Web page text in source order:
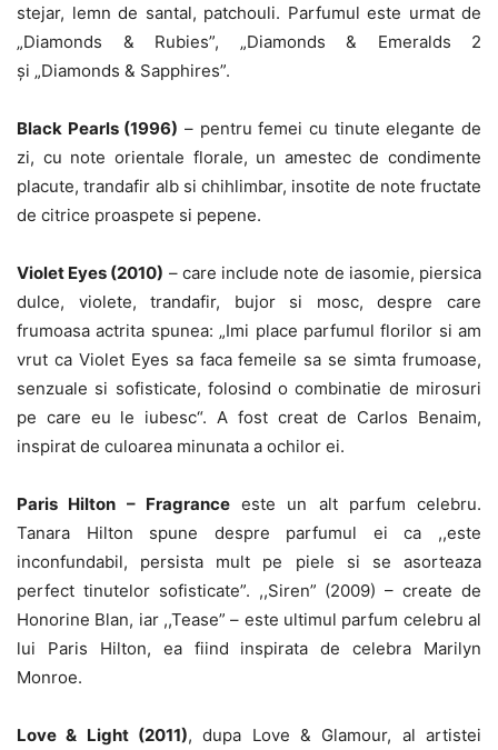
stejar, lemn de santal, patchouli. Parfumul este urmat de
„Diamonds & Rubies”, „Diamonds & Emeralds 2
şi „Diamonds & Sapphires”.
Black Pearls (1996) – pentru femei cu tinute elegante de
zi, cu note orientale florale, un amestec de condimente
placute, trandafir alb si chihlimbar, insotite de note fructate
de citrice proaspete si pepene.
Violet Eyes (2010) – care include note de iasomie, piersica
dulce, violete, trandafir, bujor si mosc, despre care
frumoasa actrita spunea: „Imi place parfumul florilor si am
vrut ca Violet Eyes sa faca femeile sa se simta frumoase,
senzuale si sofisticate, folosind o combinatie de mirosuri
pe care eu le iubesc“. A fost creat de Carlos Benaim,
inspirat de culoarea minunata a ochilor ei.
Paris Hilton – Fragranceeste un alt parfum celebru.
Tanara Hilton spune despre parfumul ei ca ,,este
inconfundabil, persista mult pe piele si se asorteaza
perfect tinutelor sofisticate”. ,,Siren” (2009) – create de
Honorine Blan, iar ,,Tease” – este ultimul parfum celebru al
lui Paris Hilton, ea fiind inspirata de celebra Marilyn
Monroe.
Love & Light (2011), dupa Love & Glamour, al artistei